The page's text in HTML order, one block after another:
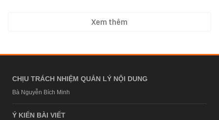
Xem thêm
CHỊU TRÁCH NHIỆM QUẢN LÝ NỘI DUNG
Bà Nguyễn Bích Minh
Ý KIẾN BÀI VIẾT